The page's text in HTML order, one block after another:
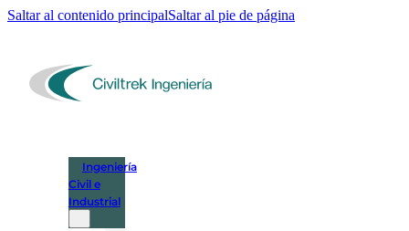
Saltar al contenido principalSaltar al pie de página
Ingeniería
Civil e
Industrial